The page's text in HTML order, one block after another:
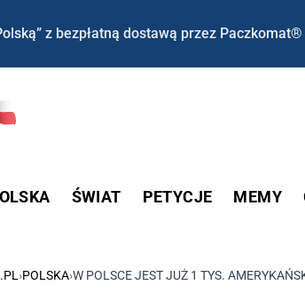
z bezpłatną dostawą przez
ŚWIAT PETYCJE MEMY
›POLSKA›W POLSCE JEST JUŻ 1 TYS.